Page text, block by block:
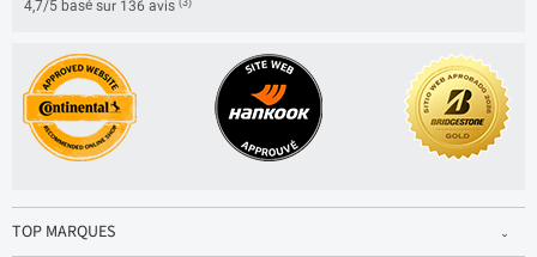
4,7/5 basé sur 136 avis
TOP MARQUES